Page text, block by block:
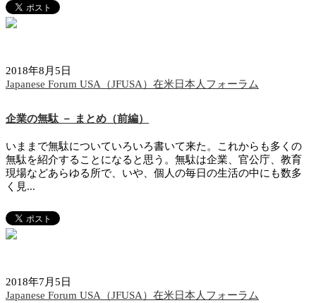
2018年8月5日
Japanese Forum USA（JFUSA）在米日本人フォーラム
企業の無駄 － まとめ（前編）
いままで無駄についていろいろ書いて来た。これからも多くの
無駄を紹介することになると思う。無駄は企業、官公庁、教育
現場などあらゆる所で、いや、個人の毎日の生活の中にも数多
く見...
2018年7月5日
Japanese Forum USA（JFUSA）在米日本人フォーラム